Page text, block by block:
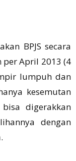
BPJS secara
April 2013 (4
lumpuh dan
kesemutan
digerakkan
dengan